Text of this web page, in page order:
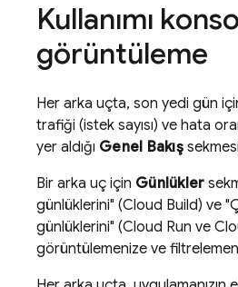
Kullanımı
görüntüleme
Her arka uçta, son yedi gün
trafiği (istek sayısı) ve hata
yer aldığı Genel Bakış
Bir arka uç için Günlükler
günlüklerini" (Cloud Build) ve
günlüklerini" (Cloud Run ve
görüntülemenize ve